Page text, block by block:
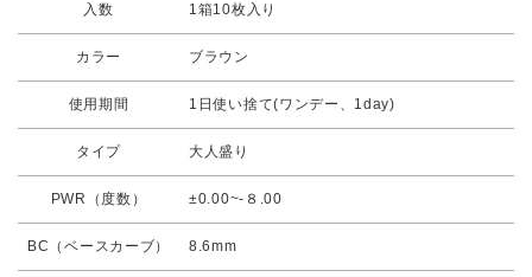
入数 1箱10枚入り
カラー ブラウン
使用期間 1日使い捨て(ワンデー、1day)
タイプ 大人盛り
PWR（度数） ±0.00~-８.00
BC（ベースカーブ） 8.6mm